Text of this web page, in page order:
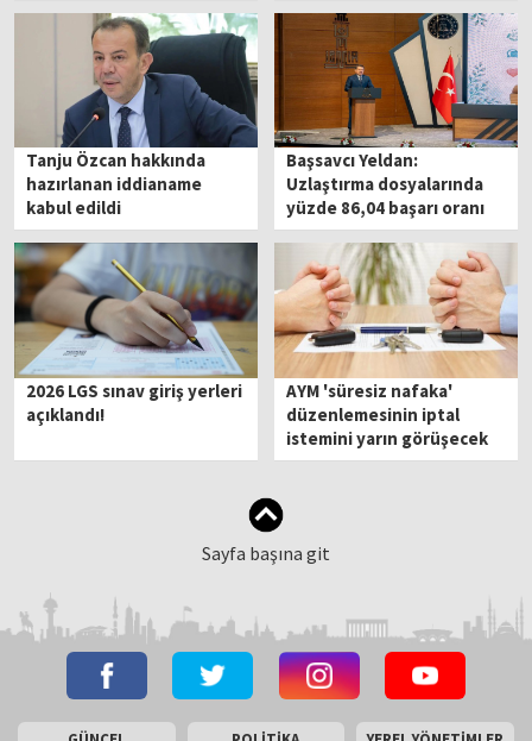
Tanju Özcan hakkında
hazırlanan iddianame
kabul edildi
Başsavcı Yeldan:
Uzlaştırma dosyalarında
yüzde 86,04 başarı oranı
yakaladık
2026 LGS sınav giriş yerleri
açıklandı!
AYM 'süresiz nafaka'
düzenlemesinin iptal
istemini yarın görüşecek
Sayfa başına git